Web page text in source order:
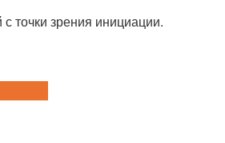
точки зрения инициации.